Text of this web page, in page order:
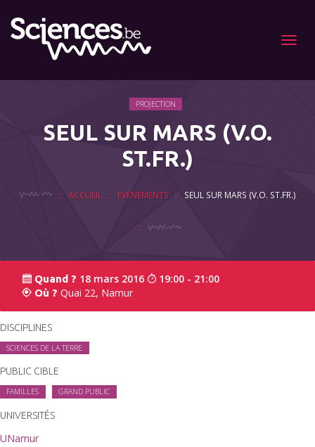
Menu
PROJECTION
SEUL SUR MARS (V.O.
ST.FR.)
ACCUEIL EVÉNEMENTS SEUL SUR MARS (V.O. ST.FR.)
Quand ? 18 mars 2016 19:00 - 21:00
Où ? Quai 22, Namur
DISCIPLINES
SCIENCES DE LA TERRE
PUBLIC CIBLE
FAMILLES GRAND PUBLIC
UNIVERSITÉS
UNamur